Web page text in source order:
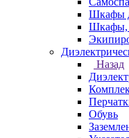
Шкафы
Шкафы,
Назад
Обувь